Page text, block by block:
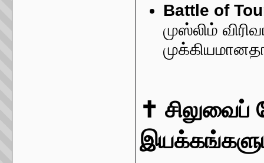
Battle of
முஸ்லிம்
✝️ சிலுவைப்